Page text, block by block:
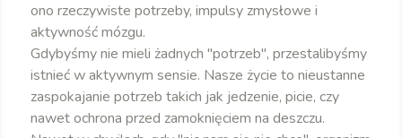
ono rzeczywiste potrzeby, impulsy zmysłowe i
aktywność mózgu.
Gdybyśmy nie mieli żadnych "potrzeb", przestalibyśmy
istnieć w aktywnym sensie. Nasze życie to nieustanne
zaspokajanie potrzeb takich jak jedzenie, picie, czy
nawet ochrona przed zamoknięciem na deszczu.